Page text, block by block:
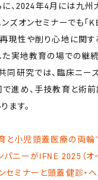
に、2024年4月には九
ズオンセミナーでも「
現性や削り心地に関
た実地教育の場での継
同研究では、臨床ニー
進め、手技教育と術
ます。
小児頭蓋医療の両輪
パニーがIFNE 2025（オ
セミナーと頭蓋健診・